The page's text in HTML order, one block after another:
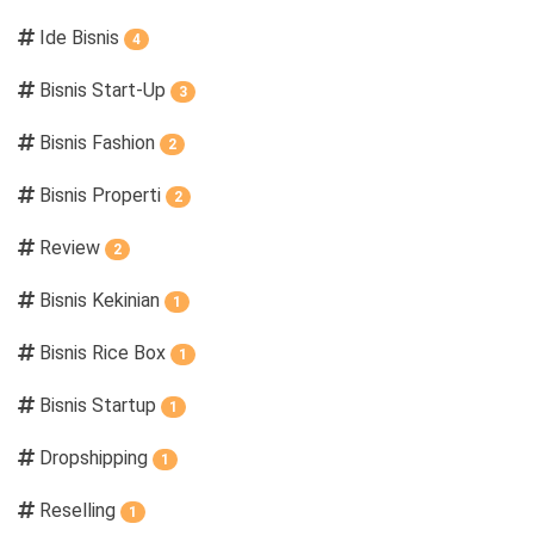
Ide Bisnis 4
Bisnis Start-Up 3
Bisnis Fashion 2
Bisnis Properti 2
Review 2
Bisnis Kekinian 1
Bisnis Rice Box 1
Bisnis Startup 1
Dropshipping 1
Reselling 1